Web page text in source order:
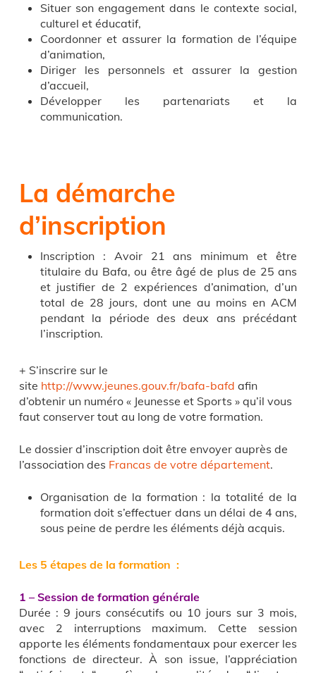
Situer son engagement dans le contexte social,
culturel et éducatif,
Coordonner et assurer la formation de l’équipe
d’animation,
Diriger les personnels et assurer la gestion
d’accueil,
Développer les partenariats et la
communication.
La démarche
d’inscription
Inscription : Avoir 21 ans minimum et être
titulaire du Bafa, ou être âgé de plus de 25 ans
et justifier de 2 expériences d’animation, d’un
total de 28 jours, dont une au moins en ACM
pendant la période des deux ans précédant
l’inscription.
+ S’inscrire sur le
site http://www.jeunes.gouv.fr/bafa-bafd afin
d’obtenir un numéro « Jeunesse et Sports » qu’il vous
faut conserver tout au long de votre formation.
Le dossier d’inscription doit être envoyer auprès de
l’association des Francas de votre département.
Organisation de la formation : la totalité de la
formation doit s’effectuer dans un délai de 4 ans,
sous peine de perdre les éléments déjà acquis.
Les 5 étapes de la formation :
1 – Session de formation générale
Durée : 9 jours consécutifs ou 10 jours sur 3 mois,
avec 2 interruptions maximum. Cette session
apporte les éléments fondamentaux pour exercer les
fonctions de directeur. À son issue, l’appréciation